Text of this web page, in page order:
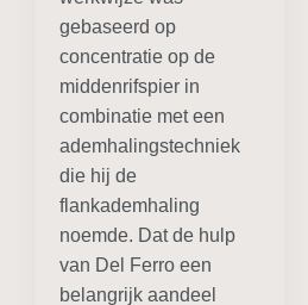
gebaseerd op
concentratie op de
middenrifspier in
combinatie met een
ademhalingstechniek
die hij de
flankademhaling
noemde. Dat de hulp
van Del Ferro een
belangrijk aandeel